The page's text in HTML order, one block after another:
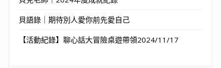
貝語錄｜期待別人愛你前先愛自己
【活動紀錄】聊心話大冒險桌遊帶領2024/11/17